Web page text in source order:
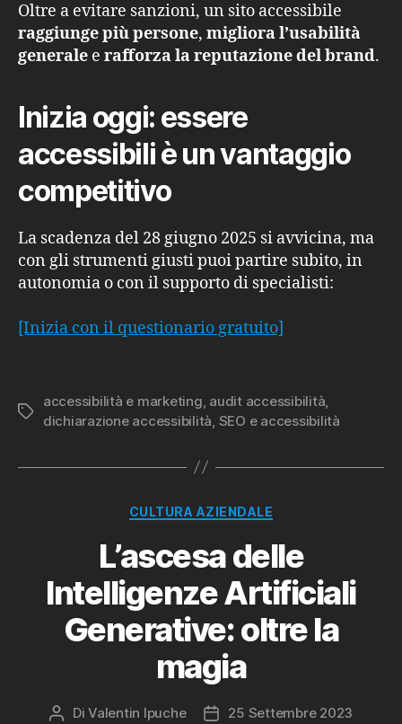
Oltre a evitare sanzioni, un sito accessibile
raggiunge più persone, migliora l’usabilità
generale e rafforza la reputazione del brand.
Inizia oggi: essere
accessibili è un vantaggio
competitivo
La scadenza del 28 giugno 2025 si avvicina, ma
con gli strumenti giusti puoi partire subito, in
autonomia o con il supporto di specialisti:
[Inizia con il questionario gratuito]
Tag
accessibilità e marketing audit accessibilità
dichiarazione accessibilità SEO e accessibilità
Categorie
CULTURA AZIENDALE
L’ascesa delle
Intelligenze Artificiali
Generative: oltre la
magia
Autore
DiValentin Ipuche
Data25 Settembre 2023